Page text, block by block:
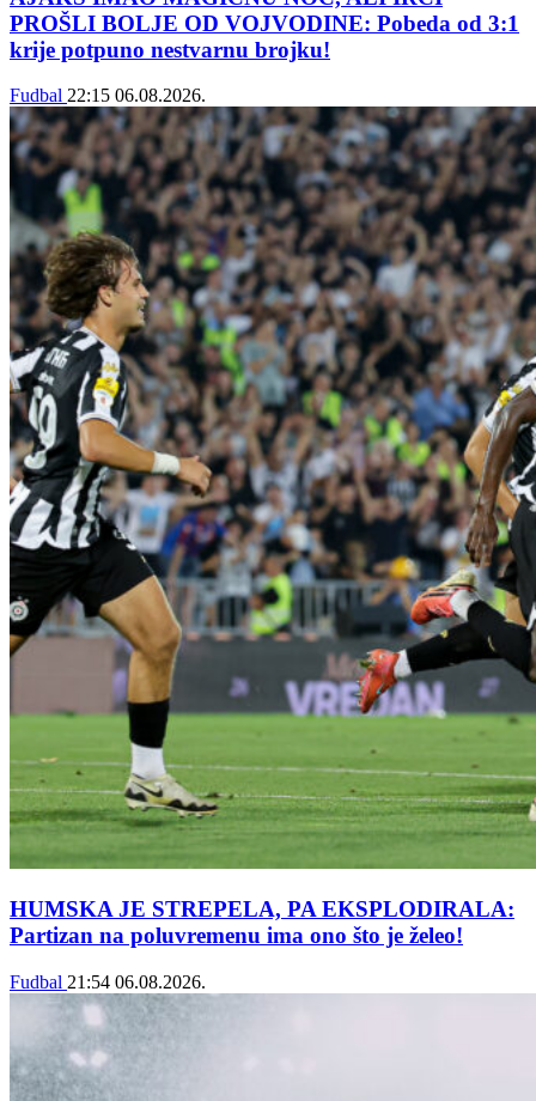
PROŠLI BOLJE OD VOJVODINE: Pobeda od 3:1
krije potpuno nestvarnu brojku!
Fudbal 22:15 06.08.2026.
HUMSKA JE STREPELA, PA EKSPLODIRALA:
Partizan na poluvremenu ima ono što je želeo!
Fudbal 21:54 06.08.2026.